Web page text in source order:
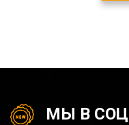
МЫ В